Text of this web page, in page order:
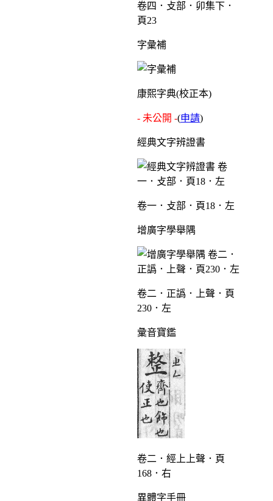
卷四．攴部．卯集下．
頁23
字彙補
康熙字典(校正本)
- 未公開 -(申請)
經典文字辨證書
卷一．攴部．頁18．左
增廣字學舉隅
卷二．正譌．上聲．頁
230．左
彙音寶鑑
卷二．經上上聲．頁
168．右
異體字手冊